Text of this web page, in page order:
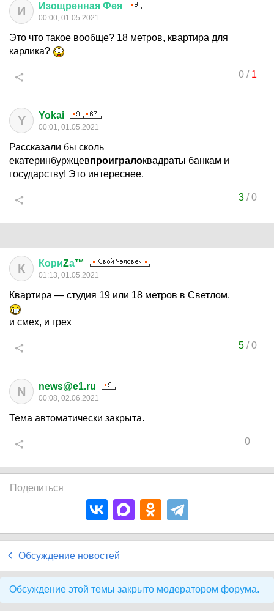
И Изощренная Фея
00:00, 01.05.2021
Это что такое вообще? 18 метров, квартира для
карлика?
0/ 1
Y Yokai
00:01, 01.05.2021
Рассказали бы сколь
екатеринбуржцевпроигралоквадраты банкам и
государству! Это интереснее.
3/0
К КориZа™
01:13, 01.05.2021
Квартира — студия 19 или 18 метров в Светлом.
и смех, и грех
5/0
N news@e1.ru
00:08, 02.06.2021
Тема автоматически закрыта.
0
Поделиться
Обсуждение новостей
Обсуждение этой темы закрыто модератором форума.